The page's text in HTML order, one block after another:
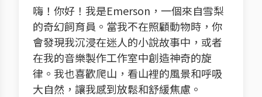
嗨！你好！我是Emerson，一個來自雪梨
的奇幻飼育員。當我不在照顧動物時，你
會發現我沉浸在迷人的小說故事中，或者
在我的音樂製作工作室中創造神奇的旋
律。我也喜歡爬山，看山裡的風景和呼吸
大自然，讓我感到放鬆和舒緩焦慮。